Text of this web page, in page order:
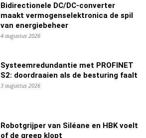
Bidirectionele DC/DC-converter
maakt vermogenselektronica de spil
van energiebeheer
4 augustus 2026
Systeemredundantie met PROFINET
S2: doordraaien als de besturing faalt
3 augustus 2026
Robotgrijper van Siléane en HBK voelt
of de greep klopt